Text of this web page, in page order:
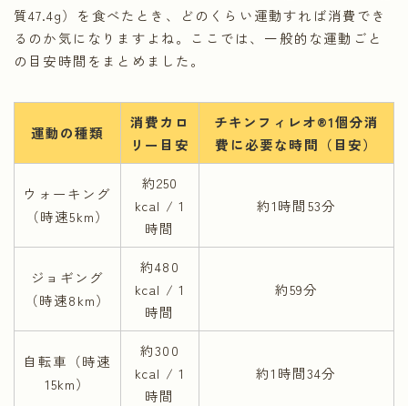
質47.4g）を食べたとき、どのくらい運動すれば消費でき
るのか気になりますよね。ここでは、一般的な運動ごと
の目安時間をまとめました。
運動の種類
消費カロ
リー目安
チキンフィレオ®1個分消
費に必要な時間（目安）
ウォーキング
（時速5km）
約250
kcal / 1
時間
約1時間53分
ジョギング
（時速8km）
約480
kcal / 1
時間
約59分
自転車（時速
15km）
約300
kcal / 1
時間
約1時間34分